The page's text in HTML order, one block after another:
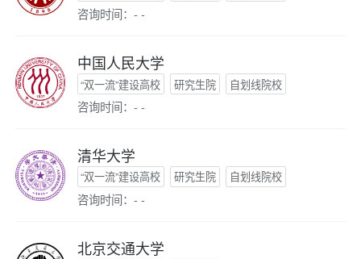
咨询时间：- -
中国人民大学
“双一流”建设高校 研究生院 自划线院校
咨询时间：- -
清华大学
“双一流”建设高校 研究生院 自划线院校
咨询时间：- -
北京交通大学